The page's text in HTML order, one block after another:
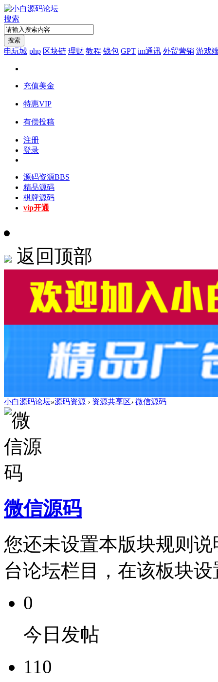
搜索
搜索
电玩城 php 区块链 理财 教程 钱包 GPT im通讯 外贸营销 游戏
充值美金
特惠VIP
有偿投稿
注册
登录
源码资源BBS
精品源码
棋牌源码
vip开通
返回顶部
小白源码论坛»源码资源 › 资源共享区› 微信源码
微信源码
您还未设置本版块规则
台论坛栏目，在该板块
0
今日发帖
110